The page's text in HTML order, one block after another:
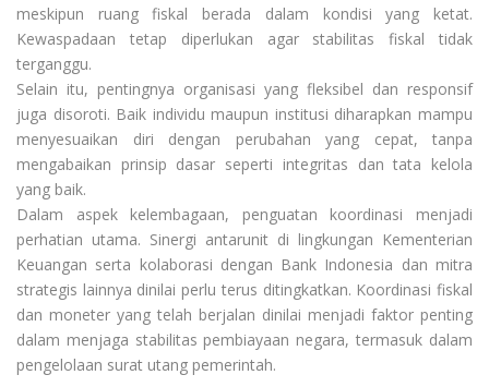
meskipun ruang fiskal berada dalam kondisi yang ketat.
Kewaspadaan tetap diperlukan agar stabilitas fiskal tidak
terganggu.
Selain itu, pentingnya organisasi yang fleksibel dan responsif
juga disoroti. Baik individu maupun institusi diharapkan mampu
menyesuaikan diri dengan perubahan yang cepat, tanpa
mengabaikan prinsip dasar seperti integritas dan tata kelola
yang baik.
Dalam aspek kelembagaan, penguatan koordinasi menjadi
perhatian utama. Sinergi antarunit di lingkungan Kementerian
Keuangan serta kolaborasi dengan Bank Indonesia dan mitra
strategis lainnya dinilai perlu terus ditingkatkan. Koordinasi fiskal
dan moneter yang telah berjalan dinilai menjadi faktor penting
dalam menjaga stabilitas pembiayaan negara, termasuk dalam
pengelolaan surat utang pemerintah.